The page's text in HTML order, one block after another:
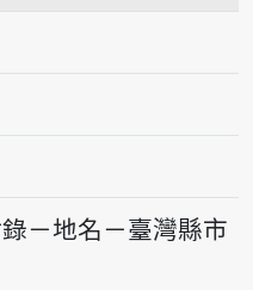
－地名－臺灣縣市